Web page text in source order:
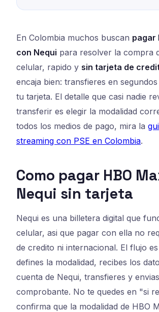
En Colombia muchos buscan pagar
con Nequi para resolver la compra
celular, rapido y sin tarjeta de
encaja bien: transfieres en
tu tarjeta. El detalle que casi nadie
transferir es elegir la modalidad
todos los medios de pago, mira la
streaming con PSE en Colombia.
Como pagar HBO
Nequi sin tarjeta
Nequi es una billetera digital que
celular, asi que pagar con ella no
de credito ni internacional. El flujo es
defines la modalidad, recibes los
cuenta de Nequi, transfieres y
comprobante. No te quedes en "si
confirma que la modalidad de HBO